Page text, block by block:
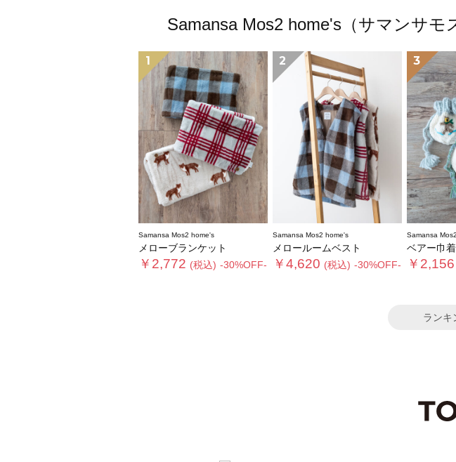
Samansa Mos2 home's（サマンサ
1
Samansa Mos2 home's
メローブランケット
￥2,772 (税込) -30%OFF-
2
Samansa Mos2 home's
メロールームベスト
￥4,620 (税込) -30%OFF-
3
Samansa
ベアー巾
￥2,156
ランキ